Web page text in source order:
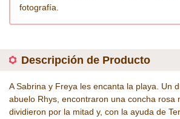
fotografía.
Descripción de Producto
A Sabrina y Freya les encanta la playa. Un
abuelo Rhys, encontraron una concha rosa
dividieron por la mitad y, con la ayuda de